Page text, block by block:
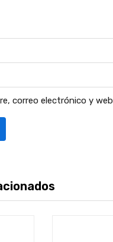
correo electrónico y